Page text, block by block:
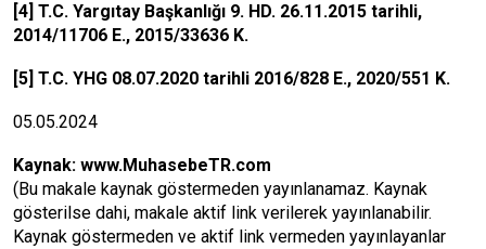
[4] T.C. Yargıtay Başkanlığı 9. HD. 26.11.2015 tarihli,
2014/11706 E., 2015/33636 K.
[5] T.C. YHG 08.07.2020 tarihli 2016/828 E., 2020/551 K.
05.05.2024
Kaynak: www.MuhasebeTR.com
(Bu makale kaynak göstermeden yayınlanamaz. Kaynak
gösterilse dahi, makale aktif link verilerek yayınlanabilir.
Kaynak göstermeden ve aktif link vermeden yayınlayanlar